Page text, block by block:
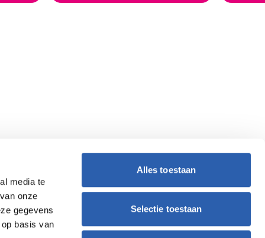
media te
onze
gegevens
basis van
Alles toestaan
Selectie toestaan